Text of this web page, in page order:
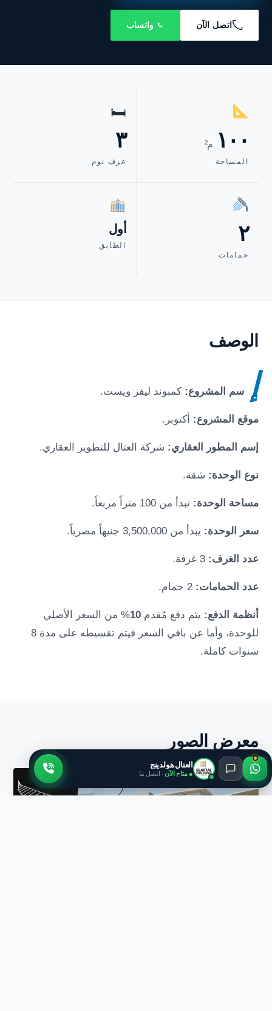
اتصل الآن واتساب
١٠٠ م²
المساحة
🛏
٣
غرف نوم
٢
حمامات
أول
الطابق
الوصف
إ سم المشروع:كمبوند ليفز ويست.
موقع المشروع: أكتوبر .
إسم المطور العقاري: شركة العتال للتطوير العقاري.
نوع الوحدة: شقة.
مساحة الوحدة:تبدأ من 100 متراً مربعاً.
سعر الوحدة: يبدأ من 3,500,000 جنيهاً مصرياً.
عدد الغرف: 3 غرفة.
عدد الحمامات: 2 حمام.
أنظمة الدفع: يتم دفع مُقدم 10
% من السعر الأصلي
للوحدة، وأما عن باقي السعر فيتم تقسيطه على مدة 8
سنوات كاملة.
معرض الصور
العتال هولدينج
● متاح الآن · اتصل بنا